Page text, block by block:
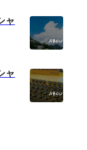
ャ
ャ